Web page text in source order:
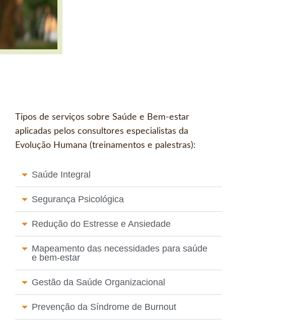
Tipos de serviços sobre Saúde e Bem-estar
aplicadas pelos consultores especialistas da
Evolução Humana (treinamentos e palestras):
Saúde Integral
Segurança Psicológica
Redução do Estresse e Ansiedade
Mapeamento das necessidades para saúde
e bem-estar
Gestão da Saúde Organizacional
Prevenção da Síndrome de Burnout